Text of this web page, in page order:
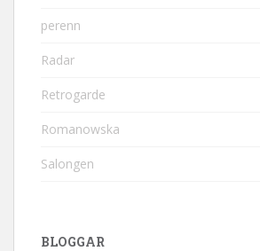
perenn
Radar
Retrogarde
Romanowska
Salongen
BLOGGAR